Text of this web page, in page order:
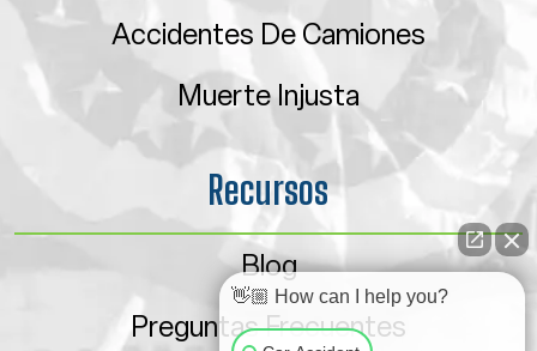
Accidentes De Camiones
Muerte Injusta
Recursos
Blog
Preguntas Frecuentes
👋🏼 How can I help you?